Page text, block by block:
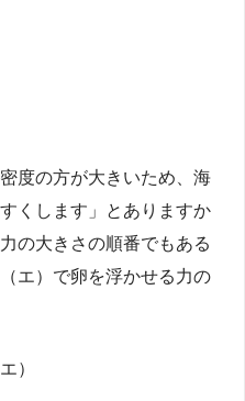
度の方が大きいため、海
くします」とありますか
の大きさの順番でもある
エ）で卵を浮かせる力の
）